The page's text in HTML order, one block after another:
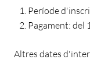
Període
Pagament: del
Altres dates